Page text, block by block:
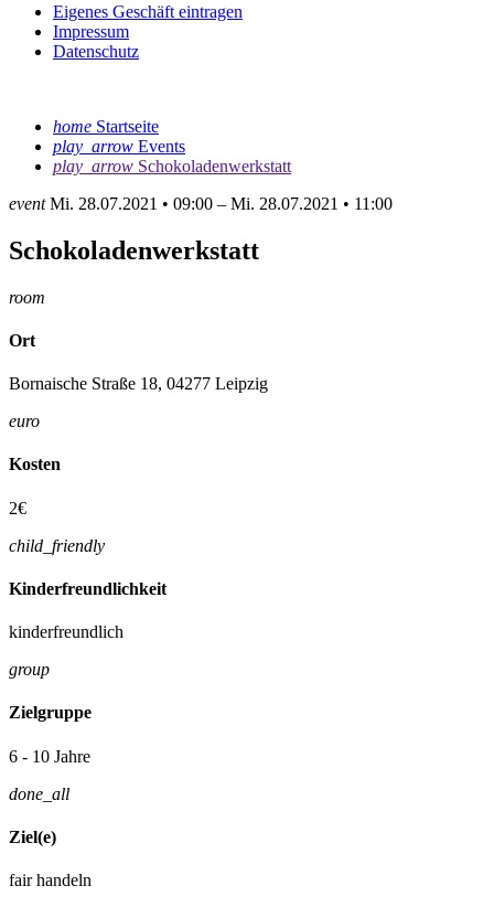
Eigenes Geschäft eintragen
Impressum
Datenschutz
home Startseite
play_arrow Events
play_arrow Schokoladenwerkstatt
event Mi. 28.07.2021 • 09:00 – Mi. 28.07.2021 • 11:00
Schokoladenwerkstatt
room
Ort
Bornaische Straße 18, 04277 Leipzig
euro
Kosten
2€
child_friendly
Kinderfreundlichkeit
kinderfreundlich
group
Zielgruppe
6 - 10 Jahre
done_all
Ziel(e)
fair handeln